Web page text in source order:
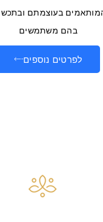
בעוצמתם
בהם משתמשים
לפרטים נוספים